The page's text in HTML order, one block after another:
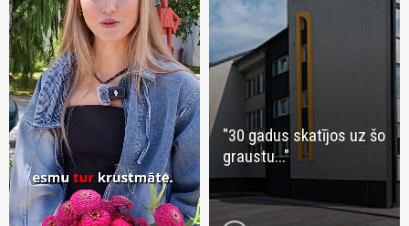
"30 gadus skatījos uz šo
graustu..."